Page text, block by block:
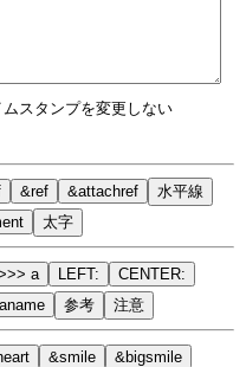
ムスタンプを変更しない
&ref &attachref
水平線
太字
a LEFT:
CENTER:
参考 注意
&smile
&bigsmile